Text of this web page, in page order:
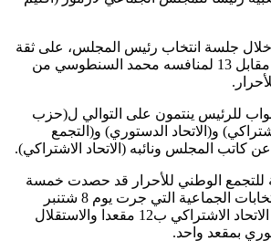
جلسة انتخاب رئيس المجلس، على ثقة
17 عضوا من أصل 30، مقابل 13 لمنافسه محمد السنطوسي من
للرئيس ينتمون على التوالي ل(حزب
و(الاتحاد الدستوري) و(التجمع
كاتب المجلس ونائبه (الاتحاد الاشتراكي).
للتجمع الوطني للأحرار قد حصدت خمسة
عشرة مقعدا خلال الانتخابات الجماعية التي جرت يوم 8 شتنبر
الجاري، متبوعة بلائحة الاتحاد الاشتراكي ب12 مقعدا والاستقلال
بمقعد واحد.